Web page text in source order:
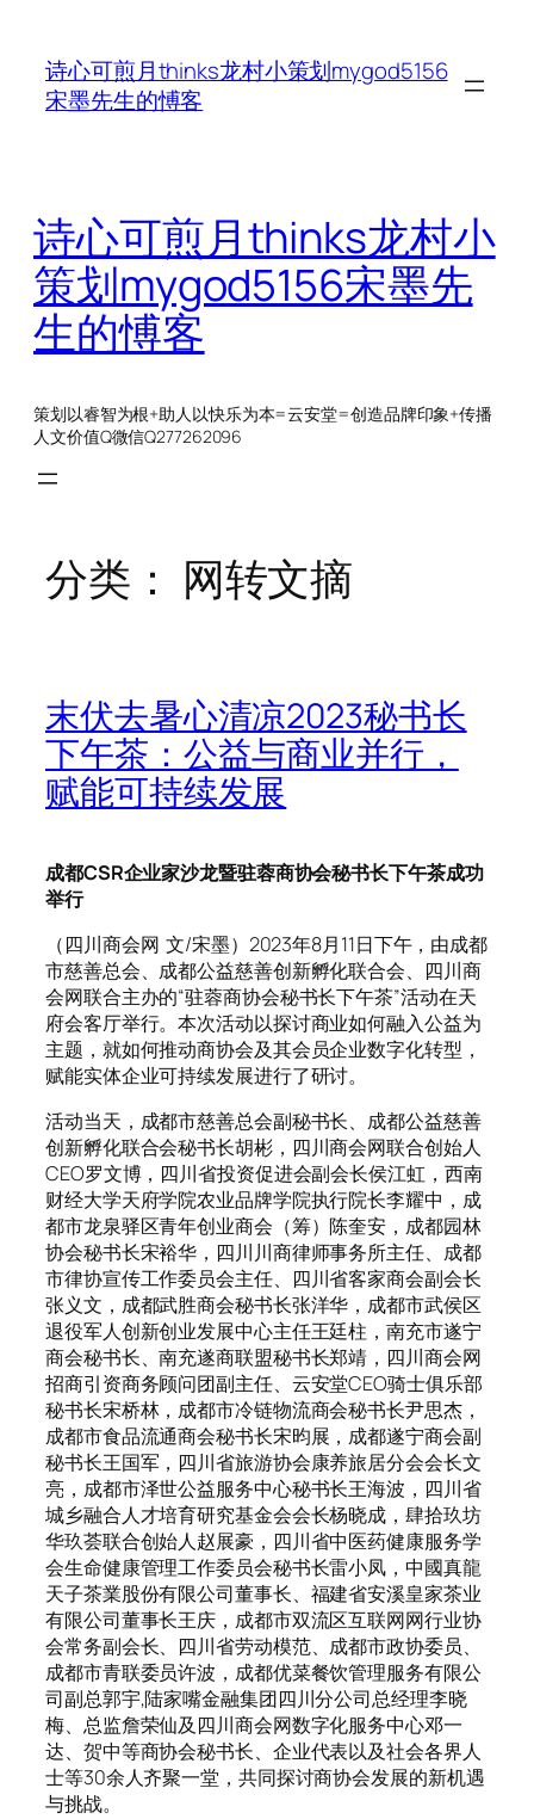
诗心可煎月thinks龙村小策划mygod5156
宋墨先生的愽客
诗心可煎月thinks龙村小
策划mygod5156宋墨先
生的愽客
策划以睿智为根+助人以快乐为本=云安堂=创造品牌印象+传播
人文价值Q微信Q277262096
分类： 网转文摘
末伏去暑心清凉2023秘书长
下午茶：公益与商业并行，
赋能可持续发展
成都CSR企业家沙龙暨驻蓉商协会秘书长下午茶成功
举行
（四川商会网 文/宋墨）2023年8月11日下午，由成都
市慈善总会、成都公益慈善创新孵化联合会、四川商
会网联合主办的“驻蓉商协会秘书长下午茶”活动在天
府会客厅举行。本次活动以探讨商业如何融入公益为
主题，就如何推动商协会及其会员企业数字化转型，
赋能实体企业可持续发展进行了研讨。
活动当天，成都市慈善总会副秘书长、成都公益慈善
创新孵化联合会秘书长胡彬，四川商会网联合创始人
CEO罗文博，四川省投资促进会副会长侯江虹，西南
财经大学天府学院农业品牌学院执行院长李耀中，成
都市龙泉驿区青年创业商会（筹）陈奎安，成都园林
协会秘书长宋裕华，四川川商律师事务所主任、成都
市律协宣传工作委员会主任、四川省客家商会副会长
张义文，成都武胜商会秘书长张洋华，成都市武侯区
退役军人创新创业发展中心主任王廷柱，南充市遂宁
商会秘书长、南充遂商联盟秘书长郑靖，四川商会网
招商引资商务顾问团副主任、云安堂CEO骑士俱乐部
秘书长宋桥林，成都市冷链物流商会秘书长尹思杰，
成都市食品流通商会秘书长宋昀展，成都遂宁商会副
秘书长王国军，四川省旅游协会康养旅居分会会长文
亮，成都市泽世公益服务中心秘书长王海波，四川省
城乡融合人才培育研究基金会会长杨晓成，肆拾玖坊
华玖荟联合创始人赵展豪，四川省中医药健康服务学
会生命健康管理工作委员会秘书长雷小凤，中國真龍
天子茶業股份有限公司董事长、福建省安溪皇家茶业
有限公司董事长王庆，成都市双流区互联网网行业协
会常务副会长、四川省劳动模范、成都市政协委员、
成都市青联委员许波，成都优菜餐饮管理服务有限公
司副总郭宇,陆家嘴金融集团四川分公司总经理李晓
梅、总监詹荣仙及四川商会网数字化服务中心邓一
达、贺中等商协会秘书长、企业代表以及社会各界人
士等30余人齐聚一堂，共同探讨商协会发展的新机遇
与挑战。